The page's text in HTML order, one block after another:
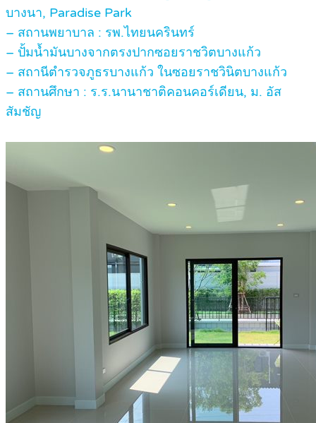
บางนา, Paradise Park
– สถานพยาบาล : รพ.ไทยนครินทร์
– ปั้มน้ำมันบางจากตรงปากซอยราชวิตบางแก้ว
– สถานีตำรวจภูธรบางแก้ว ในซอยราชวินิตบางแก้ว
– สถานศึกษา : ร.ร.นานาชาติคอนคอร์เดียน, ม. อัส
สัมชัญ